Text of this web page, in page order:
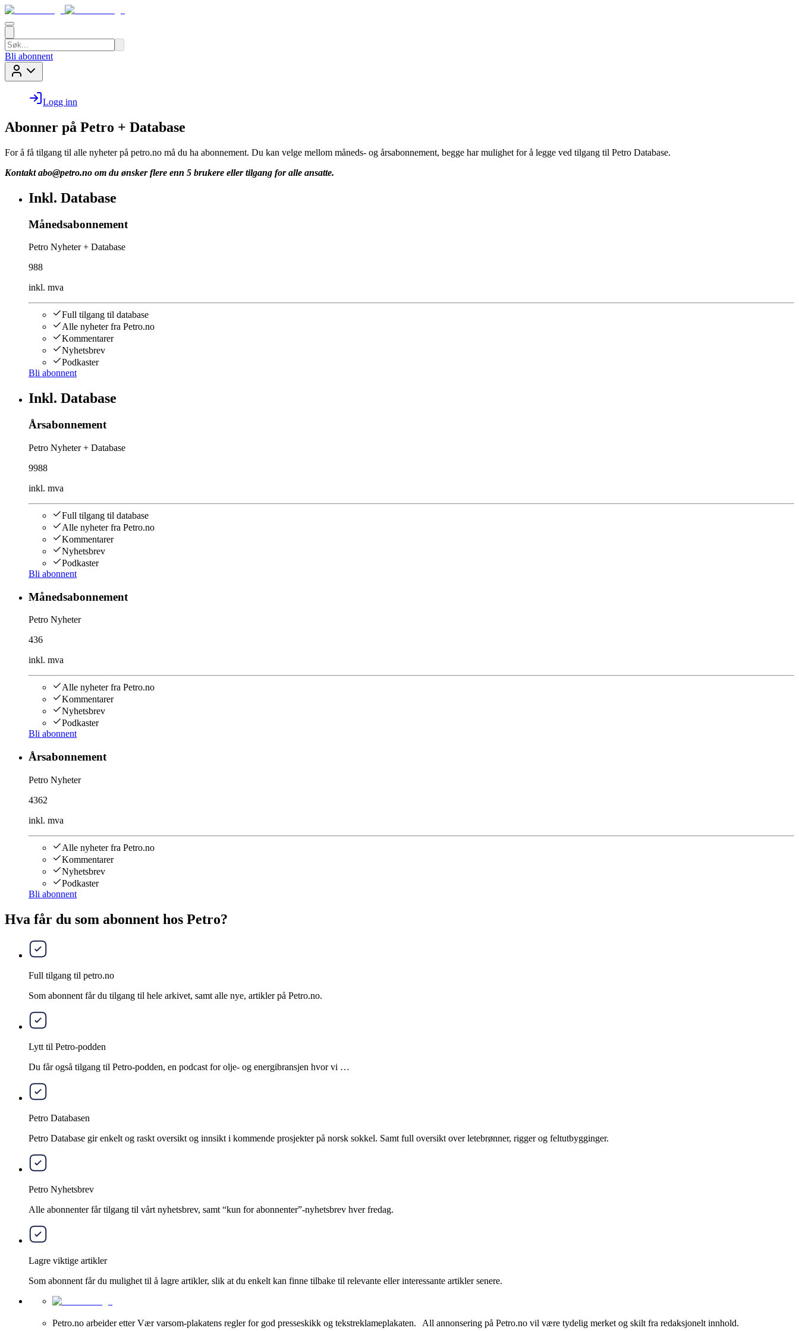
Bli abonnent
Logg inn
Abonner på Petro + Database
For å få tilgang til alle nyheter på petro.no må du ha abonnement. Du kan velge mellom måneds- og årsabonnement, begge har mulighet for å legge ved tilgang til Petro Database.
Kontakt abo@petro.no om du ønsker flere enn 5 brukere eller tilgang for alle ansatte.
Inkl. Database
Månedsabonnement
Petro Nyheter + Database
988
inkl. mva
Full tilgang til database
Alle nyheter fra Petro.no
Kommentarer
Nyhetsbrev
Podkaster
Bli abonnent
Inkl. Database
Årsabonnement
Petro Nyheter + Database
9988
inkl. mva
Full tilgang til database
Alle nyheter fra Petro.no
Kommentarer
Nyhetsbrev
Podkaster
Bli abonnent
Månedsabonnement
Petro Nyheter
436
inkl. mva
Alle nyheter fra Petro.no
Kommentarer
Nyhetsbrev
Podkaster
Bli abonnent
Årsabonnement
Petro Nyheter
4362
inkl. mva
Alle nyheter fra Petro.no
Kommentarer
Nyhetsbrev
Podkaster
Bli abonnent
Hva får du som abonnent hos Petro?
Full tilgang til petro.no
Som abonnent får du tilgang til hele arkivet, samt alle nye, artikler på Petro.no.
Lytt til Petro-podden
Du får også tilgang til Petro-podden, en podcast for olje- og energibransjen hvor vi …
Petro Databasen
Petro Database gir enkelt og raskt oversikt og innsikt i kommende prosjekter på norsk sokkel. Samt full oversikt over letebrønner, rigger og feltutbygginger.
Petro Nyhetsbrev
Alle abonnenter får tilgang til vårt nyhetsbrev, samt “kun for abonnenter”-nyhetsbrev hver fredag.
Lagre viktige artikler
Som abonnent får du mulighet til å lagre artikler, slik at du enkelt kan finne tilbake til relevante eller interessante artikler senere.
Petro.no arbeider etter Vær varsom-plakatens regler for god presseskikk og tekstreklameplakaten. All annonsering på Petro.no vil være tydelig merket og skilt fra redaksjonelt innhold.